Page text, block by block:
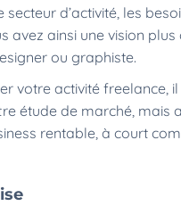
d’activité, les
avez ainsi une vision plus
ou graphiste.
votre activité freelance,
étude de marché, mais
rentable, à court